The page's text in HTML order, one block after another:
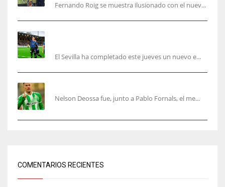
Fernando Roig se muestra ilusionado con el nuev...
El Sevilla ha completado este jueves un nuevo e...
Nelson Deossa fue, junto a Pablo Fornals, el me...
COMENTARIOS RECIENTES